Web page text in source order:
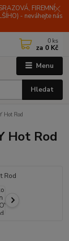
FIREMNÍ
- neváhejte nás
Menu
Hledat
0 ks
za 0 Kč
Hot Rod
Hot Rod